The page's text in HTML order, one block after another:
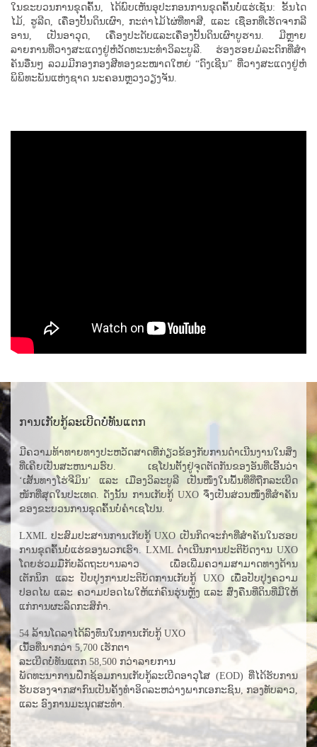
​ໃນ​ຂະ​ບວນການ​ຂຸດ​ຄົ້ນ, ​ໄດ້​ພົບ​ເຫັນ​ອຸປະກອນ​ການ​ຂຸດ​ຄົ້ນ​ບໍ່​ແຮ່​ເຊັ່ນ: ​ຂັ້ນໄດ​
ໄມ້, ຮູ​ລີດ, ​ເຄື່ອງ​ປັ້ນດິນ​ເຜົາ, ກະຕ່າ​ໄມ້​ໄຜ່​ທີ່​ທາສີ, ​ແລະ ເຊືອກ​ທີ່​ເຮັດ​ຈາກ​ລີ​
ອານ, ​ເປັນ​ອາ​ວຸດ, ເຄື່ອງປະດັບ​ແລະ​ເຄື່ອງປັ້ນດິນ​ເຜົາ​ບູຮານ. ມີຫຼາຍ
ລາຍການທີ່ວາງສະແດງຢູ່ຫໍວັດທະນະທໍາວິລະບູລີ. ຮ່ອງຮອຍມໍລະດົກທີ່ສຳ
ຄັນອື່ນໆ ລວມມີກອງກອງສີທອງຂະໜາດໃຫຍ່ “ດົງເຊີນ” ທີ່ວາງສະແດງຢູ່ຫໍ
ພິພິທະພັນແຫ່ງຊາດ ນະຄອນຫຼວງວຽງຈັນ.
ການເກັບກູ້ລະເບີດບໍ່ທັນແຕກ
ມີຄວາມທ້າທາຍທາງປະຫວັດສາດທີ່ກ່ຽວຂ້ອງກັບການດໍາເນີນງານໃນສິ່ງ
ທີ່ເຄີຍເປັນສະຫນາມຮົບ. ເຊໂປນຕັ້ງຢູ່ຈຸດຕັດກັນຂອງອັນທີ່ເອີ້ນວ່າ
‘ເສັ້ນທາງໂຮ່ຈີມິນ’ ແລະ ເມືອງວິລະບູລີ ເປັນໜຶ່ງໃນພື້ນທີ່ທີ່ຖືກລະເບີດ
ໜັກທີ່ສຸດໃນປະເທດ. ດັ່ງນັ້ນ ການເກັບກູ້ UXO ຈຶ່ງເປັນສ່ວນໜຶ່ງທີ່ສຳຄັນ
ຂອງຂະບວນການຂຸດຄົ້ນບໍ່ຄຳເຊໂປນ.
LXML ປະສົມປະສານການເກັບກູ້ UXO ເປັນກິດຈະກໍາທີ່ສໍາຄັນໃນຮອບ
ການຂຸດຄົ້ນບໍ່ແຮ່ຂອງພວກເຮົາ. LXML ດໍາເນີນການປະຕິບັດງານ UXO
ໂດຍຮ່ວມມືກັບລັດຖະບານລາວ ເພື່ອເພີ່ມຄວາມສາມາດທາງດ້ານ
ເຕັກນິກ ແລະ ປັບປຸງການປະຕິບັດການເກັບກູ້ UXO ເພື່ອປັບປຸງຄວາມ
ປອດໄພ ແລະ ຄວາມປອດໄພໃຫ້ແກ່ຄົນຮຸ່ນຫຼັງ ແລະ ສົ່ງຄືນທີ່ດິນທີ່ມີໃຫ້
ແກ່ການຜະລິດກະສິກໍາ.
54 ລ້ານ​ໂດ​ລາ​ໄດ້​ລົງ​ທຶນ​ໃນ​ການ​ເກັບ​ກູ້ UXO
ເນື້ອທີ່ນາກວ່າ 5,700 ເຮັກຕາ
ລະເບີດບໍ່ທັນແຕກ 58,500 ກວ່າລາຍການ
ພັດທະນາ​ການ​ຝຶກ​ຊ້ອມ​ການ​ເກັບ​ກູ້​ລະ​ເບີດ​ອາວຸ​ໂສ (EOD) ທີ່​ໄດ້​ຮັບ​ການ​
ຮັບຮອງ​ຈາກ​ສາກົນ​ເປັນ​ຄັ້ງ​ທຳ​ອິດ​ລະຫວ່າງ​ພາກ​ເອກະ​ຊົນ, ກອງທັບ​ລາວ,
​ແລະ ອົງການ​ມະນຸດສະທຳ.